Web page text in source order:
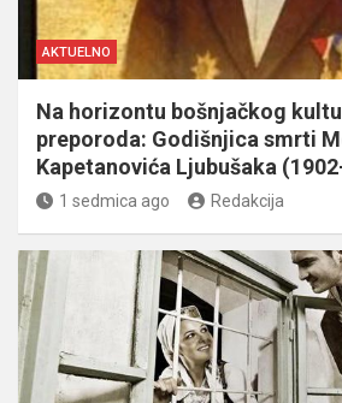
AKTUELNO
Na horizontu bošnjačkog
preporoda: Godišnjica smrti
Kapetanovića Ljubušaka
1 sedmica ago Redakcija